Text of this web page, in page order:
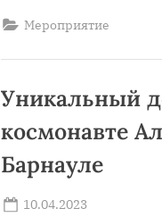
дня
драматурга
Николаевича
Островского”
Мероприятие
Уникальный
космонавте
Барнауле
Posted
10.04.2023